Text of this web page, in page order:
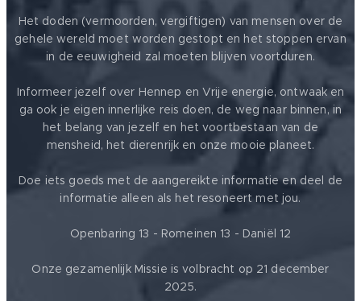
Het doden (vermoorden, vergiftigen) van mensen over de
gehele wereld moet worden gestopt en het stoppen ervan
in de eeuwigheid zal moeten blijven voortduren.
Informeer jezelf over Hennep en Vrije energie, ontwaak en
ga ook je eigen innerlijke reis doen, de weg naar binnen, in
het belang van jezelf en het voortbestaan van de
mensheid, het dierenrijk en onze mooie planeet.
Doe iets goeds met de aangereikte informatie en deel de
informatie alleen als het resoneert met jou.
Openbaring 13 - Romeinen 13 - Daniël 12
Onze gezamenlijk Missie is volbracht op 21 december
2025.